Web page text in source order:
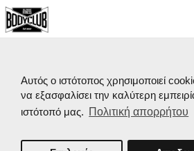
Αυτός ο ιστότοπος χρησιμοποιεί
να εξασφαλίσει την καλύτερη
ιστότοπό μας. Πολιτική απορρήτου